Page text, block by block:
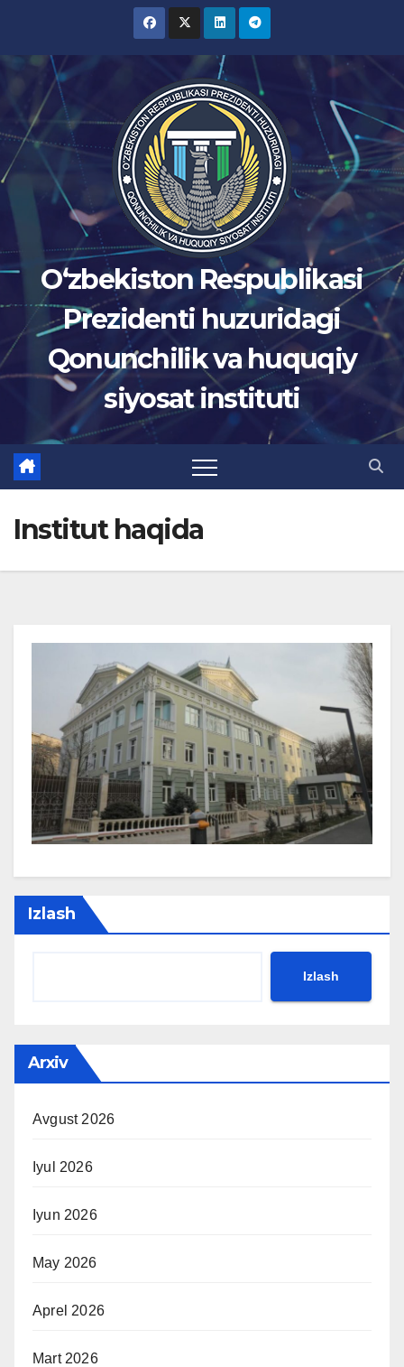
content
Oʻzbekiston Respublikasi
Prezidenti huzuridagi
Qonunchilik va huquqiy
siyosat instituti
Institut haqida
Izlash
Izlash
Arxiv
Avgust 2026
Iyul 2026
Iyun 2026
May 2026
Aprel 2026
Mart 2026